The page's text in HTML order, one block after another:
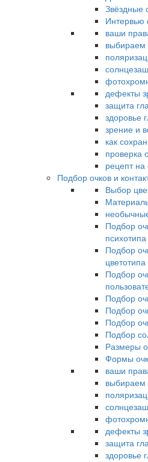
Звёздные
Интервью
ваши
выбираем
дефекты
защита
здоровье
зрение и
как
проверка
рецепт на
Подбор очков и
Выбор
Подбор
психотипа
Подбор
цветотипа
Подбор
Подбор
Подбор
Подбор
Подбор
Размеры
Формы
ваши
выбираем
дефекты
защита
здоровье